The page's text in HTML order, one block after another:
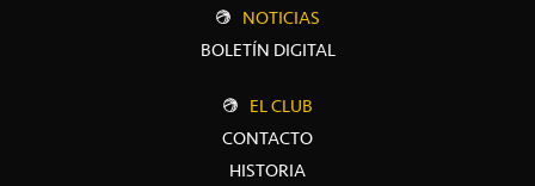
NOTICIAS
BOLETÍN DIGITAL
EL CLUB
CONTACTO
HISTORIA